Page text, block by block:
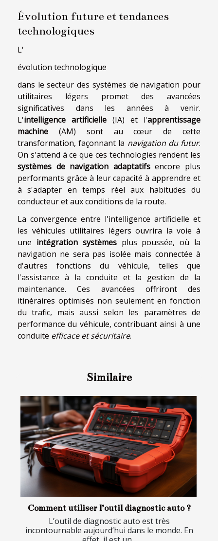
Évolution future et tendances
technologiques
L'
évolution technologique
dans le secteur des systèmes de navigation pour
utilitaires légers promet des avancées
significatives dans les années à venir.
L'intelligence artificielle (IA) et l'apprentissage
machine (AM) sont au cœur de cette
transformation, façonnant la navigation du futur.
On s'attend à ce que ces technologies rendent les
systèmes de navigation adaptatifsencore plus
performants grâce à leur capacité à apprendre et
à s'adapter en temps réel aux habitudes du
conducteur et aux conditions de la route.
La convergence entre l'intelligence artificielle et
les véhicules utilitaires légers ouvrira la voie à
une intégration systèmesplus poussée, où la
navigation ne sera pas isolée mais connectée à
d'autres fonctions du véhicule, telles que
l'assistance à la conduite et la gestion de la
maintenance. Ces avancées offriront des
itinéraires optimisés non seulement en fonction
du trafic, mais aussi selon les paramètres de
performance du véhicule, contribuant ainsi à une
conduite efficace et sécuritaire.
Similaire
Comment utiliser l’outil diagnostic auto ?
L’outil de diagnostic auto est très
incontournable aujourd’hui dans le monde. En